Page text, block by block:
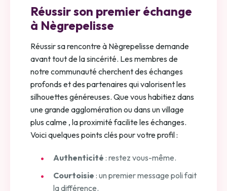
Réussir son premier échange
à Nègrepelisse
Réussir sa rencontre à Nègrepelisse demande
avant tout de la sincérité. Les membres de
notre communauté cherchent des échanges
profonds et des partenaires qui valorisent les
silhouettes généreuses. Que vous habitiez dans
une grande agglomération ou dans un village
plus calme , la proximité facilite les échanges.
Voici quelques points clés pour votre profil :
Authenticité : restez vous-même.
Courtoisie : un premier message poli fait
la différence.